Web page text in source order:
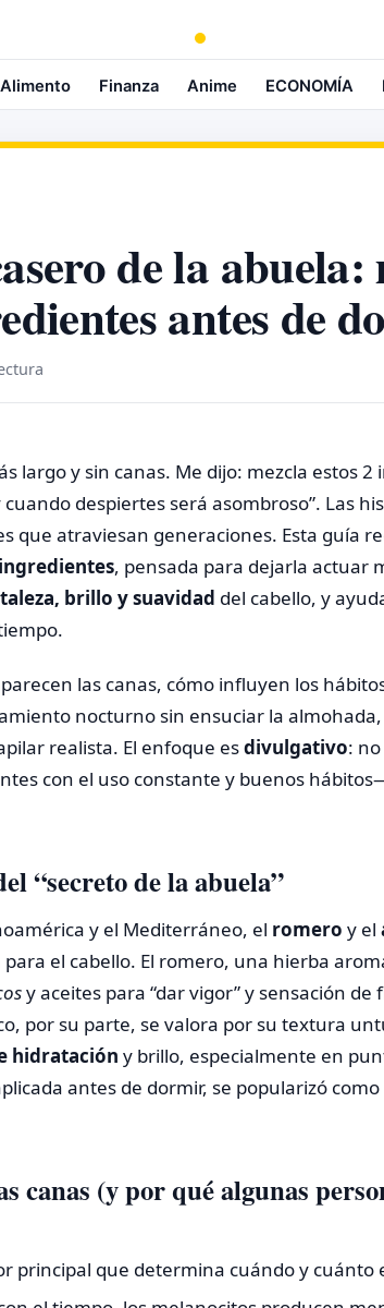
Alimento Finanza Anime ECONOMÍA
de la abuela:
antes de
largo y sin canas. Me dijo: mezcla estos
despiertes será asombroso”. Las
que atraviesan generaciones. Esta guía
, pensada para dejarla actuar
brillo y suavidad del cabello, y
las canas, cómo influyen los
nocturno sin ensuciar la
realista. El enfoque esdivulgativo:
con el uso constante y buenos
“secreto de la abuela”
y el Mediterráneo, el romero y el
el cabello. El romero, una hierba
y aceites para “dar vigor” y sensación
por su parte, se valora por su textura
hidratación y brillo, especialmente en
antes de dormir, se popularizó
canas (y por qué algunas
principal que determina cuándo y cuánto